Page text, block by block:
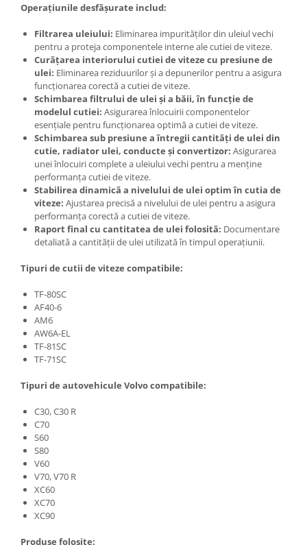
Operațiunile desfășurate includ:
Filtrarea uleiului: Eliminarea impurităților din uleiul vechi
pentru a proteja componentele interne ale cutiei de viteze.
Curățarea interiorului cutiei de viteze cu presiune de
ulei: Eliminarea reziduurilor și a depunerilor pentru a asigura
funcționarea corectă a cutiei de viteze.
Schimbarea filtrului de ulei și a băii, în funcție de
modelul cutiei: Asigurarea înlocuirii componentelor
esențiale pentru funcționarea optimă a cutiei de viteze.
Schimbarea sub presiune a întregii cantități de ulei din
cutie, radiator ulei, conducte și convertizor: Asigurarea
unei înlocuiri complete a uleiului vechi pentru a menține
performanța cutiei de viteze.
Stabilirea dinamică a nivelului de ulei optim în cutia de
viteze: Ajustarea precisă a nivelului de ulei pentru a asigura
performanța corectă a cutiei de viteze.
Raport final cu cantitatea de ulei folosită: Documentare
detaliată a cantității de ulei utilizată în timpul operațiunii.
Tipuri de cutii de viteze compatibile:
TF-80SC
AF40-6
AM6
AW6A-EL
TF-81SC
TF-71SC
Tipuri de autovehicule Volvo compatibile:
C30, C30 R
C70
S60
S80
V60
V70, V70 R
XC60
XC70
XC90
Produse folosite: